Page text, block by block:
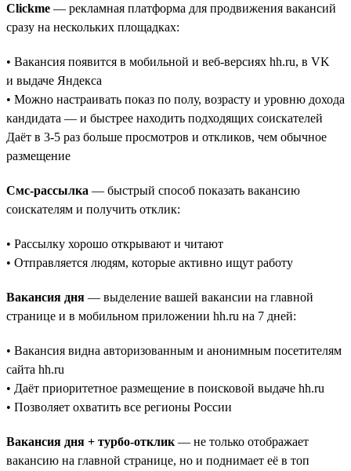
Clickme — рекламная платформа для продвижения вакансий
сразу на нескольких площадках:
• Вакансия появится в мобильной и веб-версиях hh.ru, в VK
и выдаче Яндекса
• Можно настраивать показ по полу, возрасту и уровню дохода
кандидата — и быстрее находить подходящих соискателей
Даёт в 3-5 раз больше просмотров и откликов, чем обычное
размещение
Смс-рассылка — быстрый способ показать вакансию
соискателям и получить отклик:
• Рассылку хорошо открывают и читают
• Отправляется людям, которые активно ищут работу
Вакансия дня — выделение вашей вакансии на главной
странице и в мобильном приложении hh.ru на 7 дней:
• Вакансия видна авторизованным и анонимным посетителям
сайта hh.ru
• Даёт приоритетное размещение в поисковой выдаче hh.ru
• Позволяет охватить все регионы России
Вакансия дня + турбо-отклик — не только отображает
вакансию на главной странице, но и поднимает её в топ